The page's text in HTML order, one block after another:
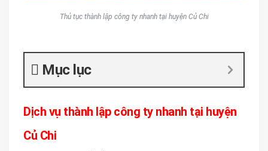
Thủ tục thành lập công ty nhanh tại huyện Củ Chi
Mục lục
Dịch vụ thành lập công ty nhanh tại huyện
Củ Chi